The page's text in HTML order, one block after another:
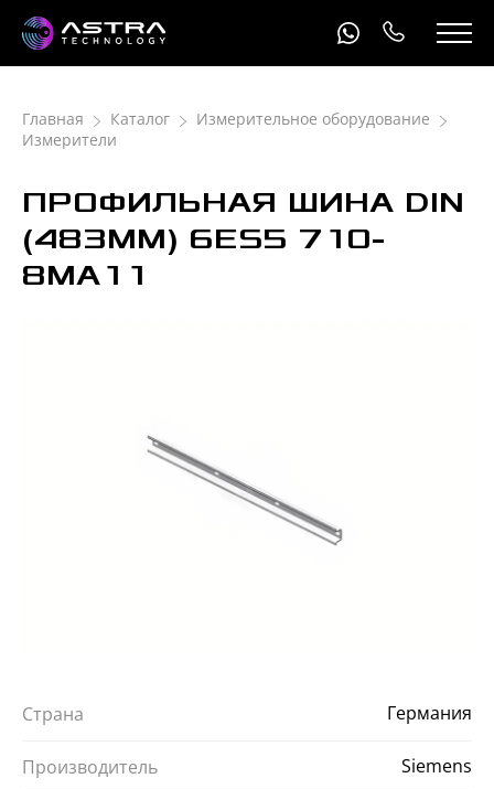
Главная Каталог
Измерительное оборудование
Измерители
ПРОФИЛЬНАЯ ШИНА DIN
(483ММ) 6ЕS5 710-
8МА11
Страна Германия
Производитель Siemens